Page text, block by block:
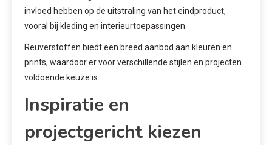
invloed hebben op de uitstraling van het eindproduct,
vooral bij kleding en interieurtoepassingen.
Reuverstoffen biedt een breed aanbod aan kleuren en
prints, waardoor er voor verschillende stijlen en projecten
voldoende keuze is.
Inspiratie en
projectgericht kiezen